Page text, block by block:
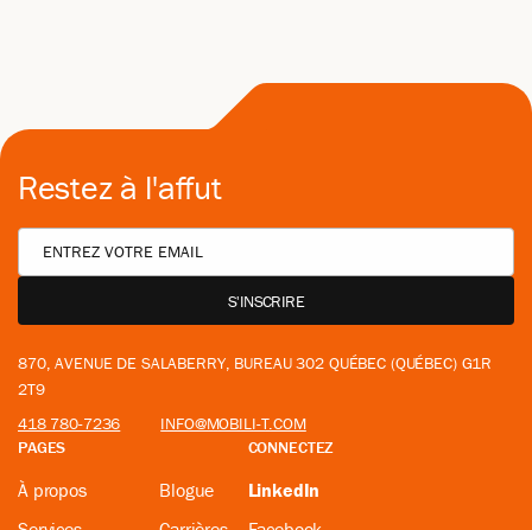
Restez à l'affut
870, AVENUE DE SALABERRY, BUREAU 302 QUÉBEC (QUÉBEC) G1R
2T9
418 780-7236
INFO@MOBILI-T.COM
PAGES
À propos
Blogue
CONNECTEZ
LinkedIn